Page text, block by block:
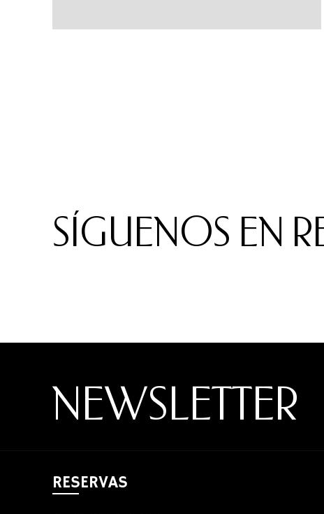
SÍGUENOS EN
NEWSLETTER
RESERVAS